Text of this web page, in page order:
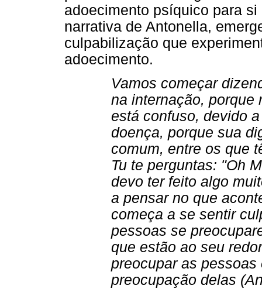
adoecimento psíquico para
narrativa de Antonella,
culpabilização que
adoecimento.
Vamos começar
na internação, porque
está confuso, devido
doença, porque sua
comum, entre os que
Tu te perguntas: "Oh
devo ter feito algo
a pensar no que
começa a se sentir
pessoas se
que estão ao seu
preocupar as
preocupação delas